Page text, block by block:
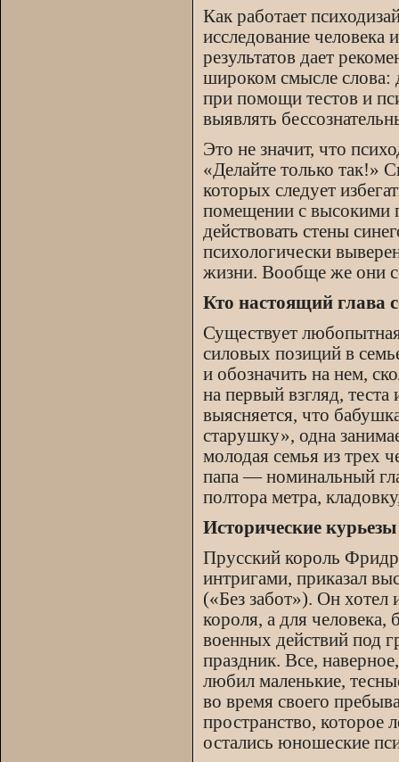
Как работает
исследование
результатов дает
широком смысле слова:
при помощи тестов и
выявлять
Это не значит, что
«Делайте только так!»
которых следует
помещении с высокими
действовать стены
психологически
жизни. Вообще же они
Кто настоящий глава
Существует
силовых позиций в
и обозначить на нем,
на первый взгляд,
выясняется, что
старушку», одна
молодая семья из трех
папа — номинальный
полтора метра,
Исторические курьезы
Прусский король
интригами, приказал
(«Без забот»). Он
короля, а для человека,
военных действий под
праздник. Все,
любил маленькие,
во время своего
пространство, которое
остались юношеские